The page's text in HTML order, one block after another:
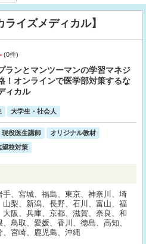
ライズメディカル】
(0件)
ランとマンツーマンの学習マネジ
！オンラインで医学部対策するな
ィカル
大学生・社会人
現役医生講師
オリジナル教材
望校対策
、宮城、福島、東京、神奈川、埼
梨、新潟、長野、石川、富山、福
阪、兵庫、京都、滋賀、奈良、和
鳥取、愛媛、香川、徳島、高知、
宮崎、鹿児島、沖縄